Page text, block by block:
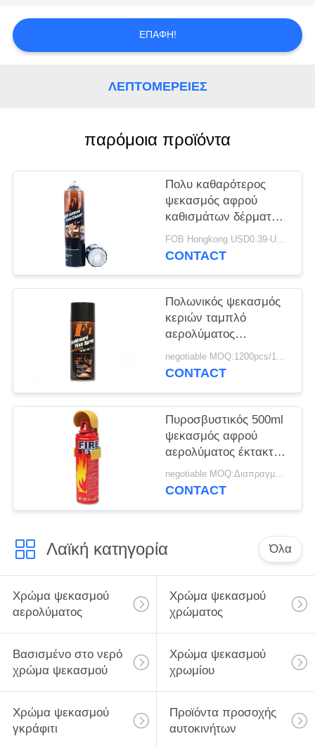
ΈΝΑ
ΑΠΌΣΠΑΣΜΑ
ΕΠΑΦΉ!
ΛΕΠΤΟΜΈΡΕΙΕΣ
παρόμοια προϊόντα
Πολυ καθαρότερος
ψεκασμός αφρού
καθισμάτων δέρματος
αυτοκινήτων σκοπούFOB Hongkong USD0.39-USD0.59 per piece MOQ:12000pcs/500ctns
CONTACT
Πολωνικός ψεκασμός
κεριών ταμπλό
αερολύματος
αυτοκινήτων
εσωτερικός
negotiable MOQ:1200pcs/100ctns για κάθε χρώμα
CONTACT
Πυροσβυστικός 500ml
ψεκασμός αφρού
αερολύματος έκτακτης
ανάγκης
negotiable MOQ:Διαπραγματεύσιμος
CONTACT
Λαϊκή κατηγορία Όλα
Χρώμα ψεκασμού
αερολύματος
Χρώμα ψεκασμού
χρώματος
Βασισμένο στο νερό
χρώμα ψεκασμού
Χρώμα ψεκασμού
χρωμίου
Χρώμα ψεκασμού
γκράφιτι
Προϊόντα προσοχής
αυτοκινήτων